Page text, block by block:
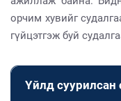
орчим хувийг
гүйцэтгэж буй
Үйлд суурилсан